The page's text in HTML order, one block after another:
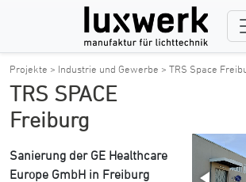
Projekte > Industrie und Gewerbe > TRS Space
TRS SPACE
Freiburg
Sanierung der GE Healthcare
Europe GmbH in Freiburg